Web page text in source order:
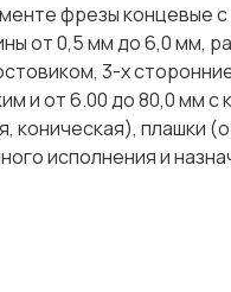
фрезы концевые
от 0,5 мм до 6,0 мм,
3-х
и от 6.00 до 80,0 мм
коническая), плашки
исполнения и